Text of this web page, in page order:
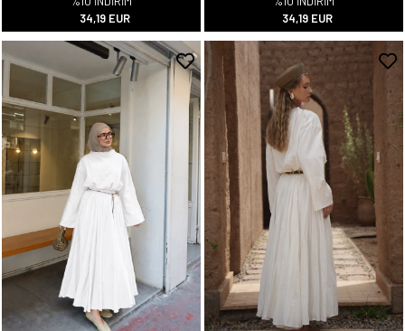
34,19 EUR
34,19 EUR